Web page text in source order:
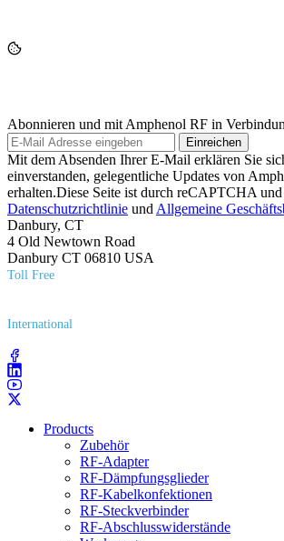
Abonnieren und mit Amphenol RF in
Einreichen
Mit dem Absenden Ihrer E-Mail erklären Sie
einverstanden, gelegentliche Updates von
erhalten.Diese Seite ist durch reCAPTCHA
Datenschutzrichtlinie und Allgemeine
Danbury, CT
4 Old Newtown Road
Danbury CT 06810 USA
Toll Free
International
Products
Zubehör
RF-Adapter
RF-Dämpfungsglieder
RF-Kabelkonfektionen
RF-Steckverbinder
RF-Abschlusswiderstände